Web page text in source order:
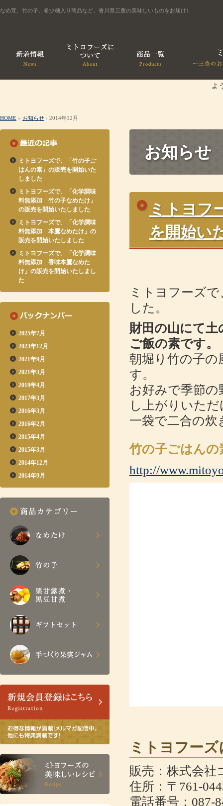
なめ茸、竹の子、希少糖入り商品など、香川県三豊の美味しいものをお届けします
よ
HOME » お知らせ › 2014年12月
ミトヨフーズで、「竹の子ご
はんの素」の販売を開始いた
しました
ミトヨフーズで、「化学調味
料無添加 竹の子なめたけ」
の販売を開始いたしました
ミトヨフーズで、「化学調味
料無添加 本鷹なめたけ」の
販売を開始いたしました
ミトヨフーズで、「化学調味
料無添加 香味本鷹なめた
け」の販売を開始いたしまし
た
2025年7月
2023年12月
2021年9月
2021年3月
2019年4月
2017年3月
2016年3月
2016年2月
2015年4月
2015年3月
2014年12月
2014年9月
お知らせ
ミトヨフ
を開始い
ミトヨフーズ
した。
財田の山にて
ご飯の素です。
朝堀り竹の子
す。
お好みで季節
し上がりいた
一袋で二合の
竹の子ごはんの
http://
ミトヨフー
販売：株式会社
住所：〒761-
電話番号：087-